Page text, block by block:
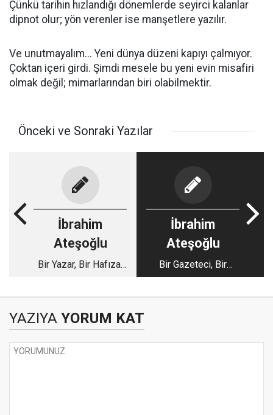
Çünkü tarihin hızlandığı dönemlerde seyirci kalanlar
dipnot olur; yön verenler ise manşetlere yazılır.
Ve unutmayalım... Yeni dünya düzeni kapıyı çalmıyor.
Çoktan içeri girdi. Şimdi mesele bu yeni evin misafiri
olmak değil; mimarlarından biri olabilmektir.
Önceki ve Sonraki Yazılar
İbrahim
Ateşoğlu
Bir Yazar, Bir Hafıza,
İbrahim
Ateşoğlu
Bir Gazeteci, Bir
Ağabey, Bir Duayen:
YAZIYA YORUM KAT